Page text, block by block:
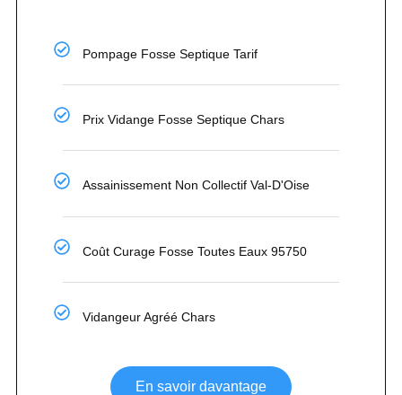
Pompage Fosse Septique Tarif
Prix Vidange Fosse Septique Chars
Assainissement Non Collectif Val-D'Oise
Coût Curage Fosse Toutes Eaux 95750
Vidangeur Agréé Chars
En savoir davantage